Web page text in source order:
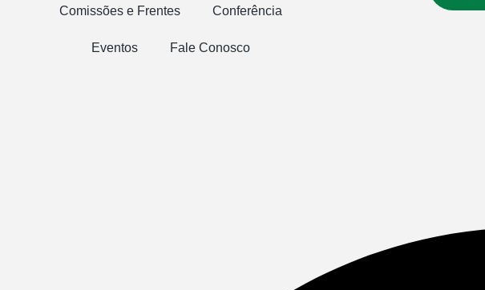
Comissões e Frentes Conferência
Eventos Fale Conosco